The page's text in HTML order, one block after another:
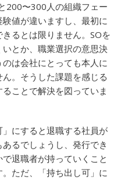
200〜300人の組織フェー
値が違いますし、最初に
るとは限りません。SOを
とか、職業選択の意思決
は会社にとっても本人に
。そうした課題を感じる
ことで解決を図っていま
にすると退職する社員が
るでしょうし、発行でき
退職者が持っていくこと
ただ、「持ち出し可」に